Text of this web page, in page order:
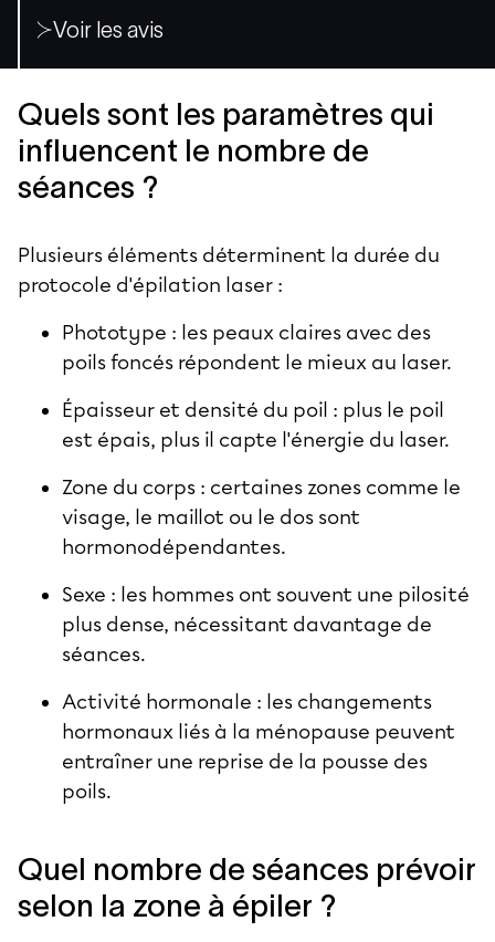
Voir les avis
Quels sont les paramètres qui
influencent le nombre de
séances ?
Plusieurs éléments déterminent la durée du
protocole d'épilation laser :
Phototype : les peaux claires avec des
poils foncés répondent le mieux au laser.
Épaisseur et densité du poil : plus le poil
est épais, plus il capte l'énergie du laser.
Zone du corps : certaines zones comme le
visage, le maillot ou le dos sont
hormonodépendantes.
Sexe : les hommes ont souvent une pilosité
plus dense, nécessitant davantage de
séances.
Activité hormonale : les changements
hormonaux liés à la ménopause peuvent
entraîner une reprise de la pousse des
poils.
Quel nombre de séances prévoir
selon la zone à épiler ?